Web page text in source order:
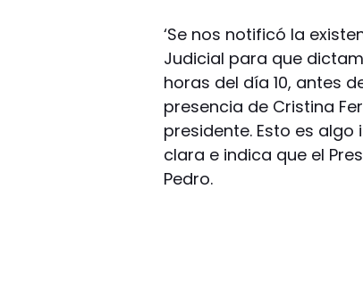
‘Se nos notificó la
Judicial para que
horas del día 10, antes
presencia de Cristina
presidente. Esto es
clara e indica que el
Pedro.